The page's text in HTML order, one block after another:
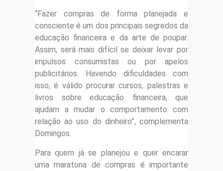
“Fazer compras de forma planejada e
consciente é um dos principais segredos da
educação financeira e da arte de poupar.
Assim, será mais difícil se deixar levar por
impulsos consumistas ou por apelos
publicitários. Havendo dificuldades com
isso, é válido procurar cursos, palestras e
livros sobre educação financeira, que
ajudam a mudar o comportamento com
relação ao uso do dinheiro”, complementa
Domingos.
Para quem já se planejou e quer encarar
uma maratona de compras é importante